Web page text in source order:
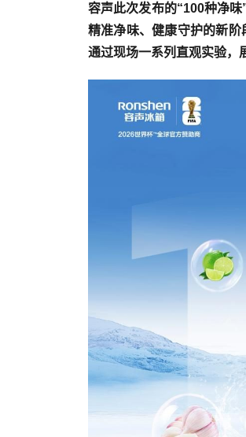
容声此次发布的“100种净
精准净味、健康守护的新阶
通过现场一系列直观实验，